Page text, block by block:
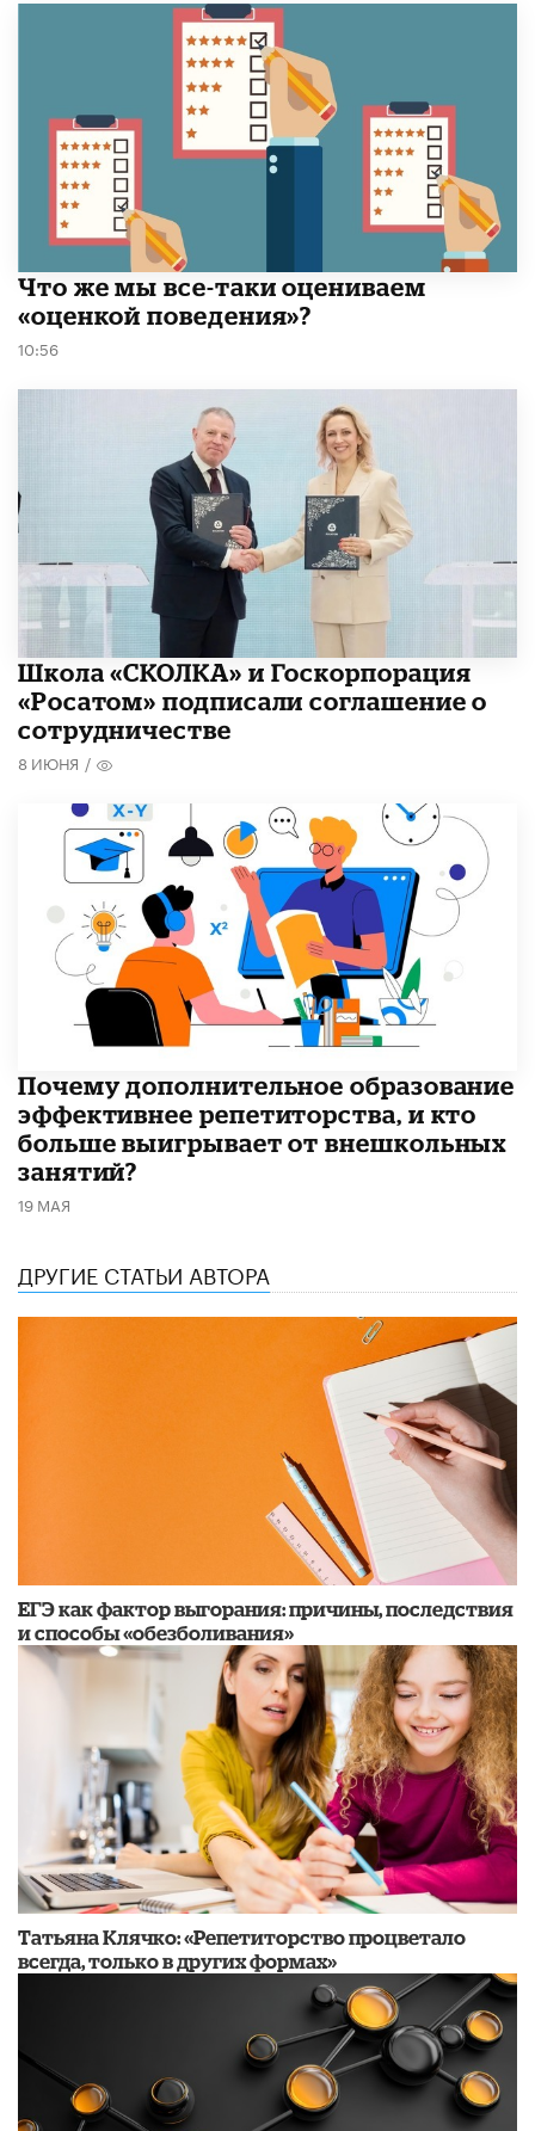
​Что же мы все-таки оцениваем
«оценкой поведения»?
10:56
Школа «СКОЛКА» и Госкорпорация
«Росатом» подписали соглашение о
сотрудничестве
8 ИЮНЯ /
​Почему дополнительное образование
эффективнее репетиторства, и кто
больше выигрывает от внешкольных
занятий?
19 МАЯ
ДРУГИЕ СТАТЬИ АВТОРА
​ЕГЭ как фактор выгорания: причины, последствия
и способы «обезболивания»
​Татьяна Клячко: «Репетиторство процветало
всегда, только в других формах»